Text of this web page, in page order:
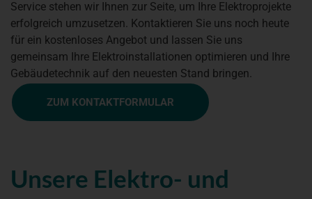
Service stehen wir Ihnen zur Seite, um Ihre Elektroprojekte
erfolgreich umzusetzen. Kontaktieren Sie uns noch heute
für ein kostenloses Ange­bot und lassen Sie uns
gemeinsam Ihre Elektroinstallationen optimieren und Ihre
Gebäudetechnik auf den neuesten Stand bringen.
ZUM KONTAKTFORMULAR
Unsere Elektro- und